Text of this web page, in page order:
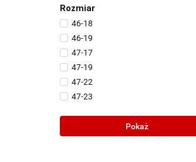
Rozmiar
46-18
46-19
47-17
47-19
47-22
47-23
Pokaż